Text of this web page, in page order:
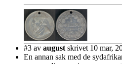
#3 av august skrivet 10 mar,
En annan sak med de